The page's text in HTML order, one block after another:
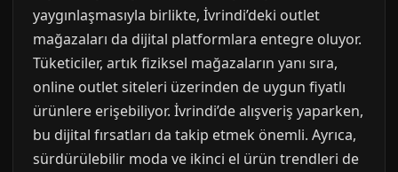
yaygınlaşmasıyla birlikte, İvrindi’deki outlet
mağazaları da dijital platformlara entegre oluyor.
Tüketiciler, artık fiziksel mağazaların yanı sıra,
online outlet siteleri üzerinden de uygun fiyatlı
ürünlere erişebiliyor. İvrindi’de alışveriş yaparken,
bu dijital fırsatları da takip etmek önemli. Ayrıca,
sürdürülebilir moda ve ikinci el ürün trendleri de